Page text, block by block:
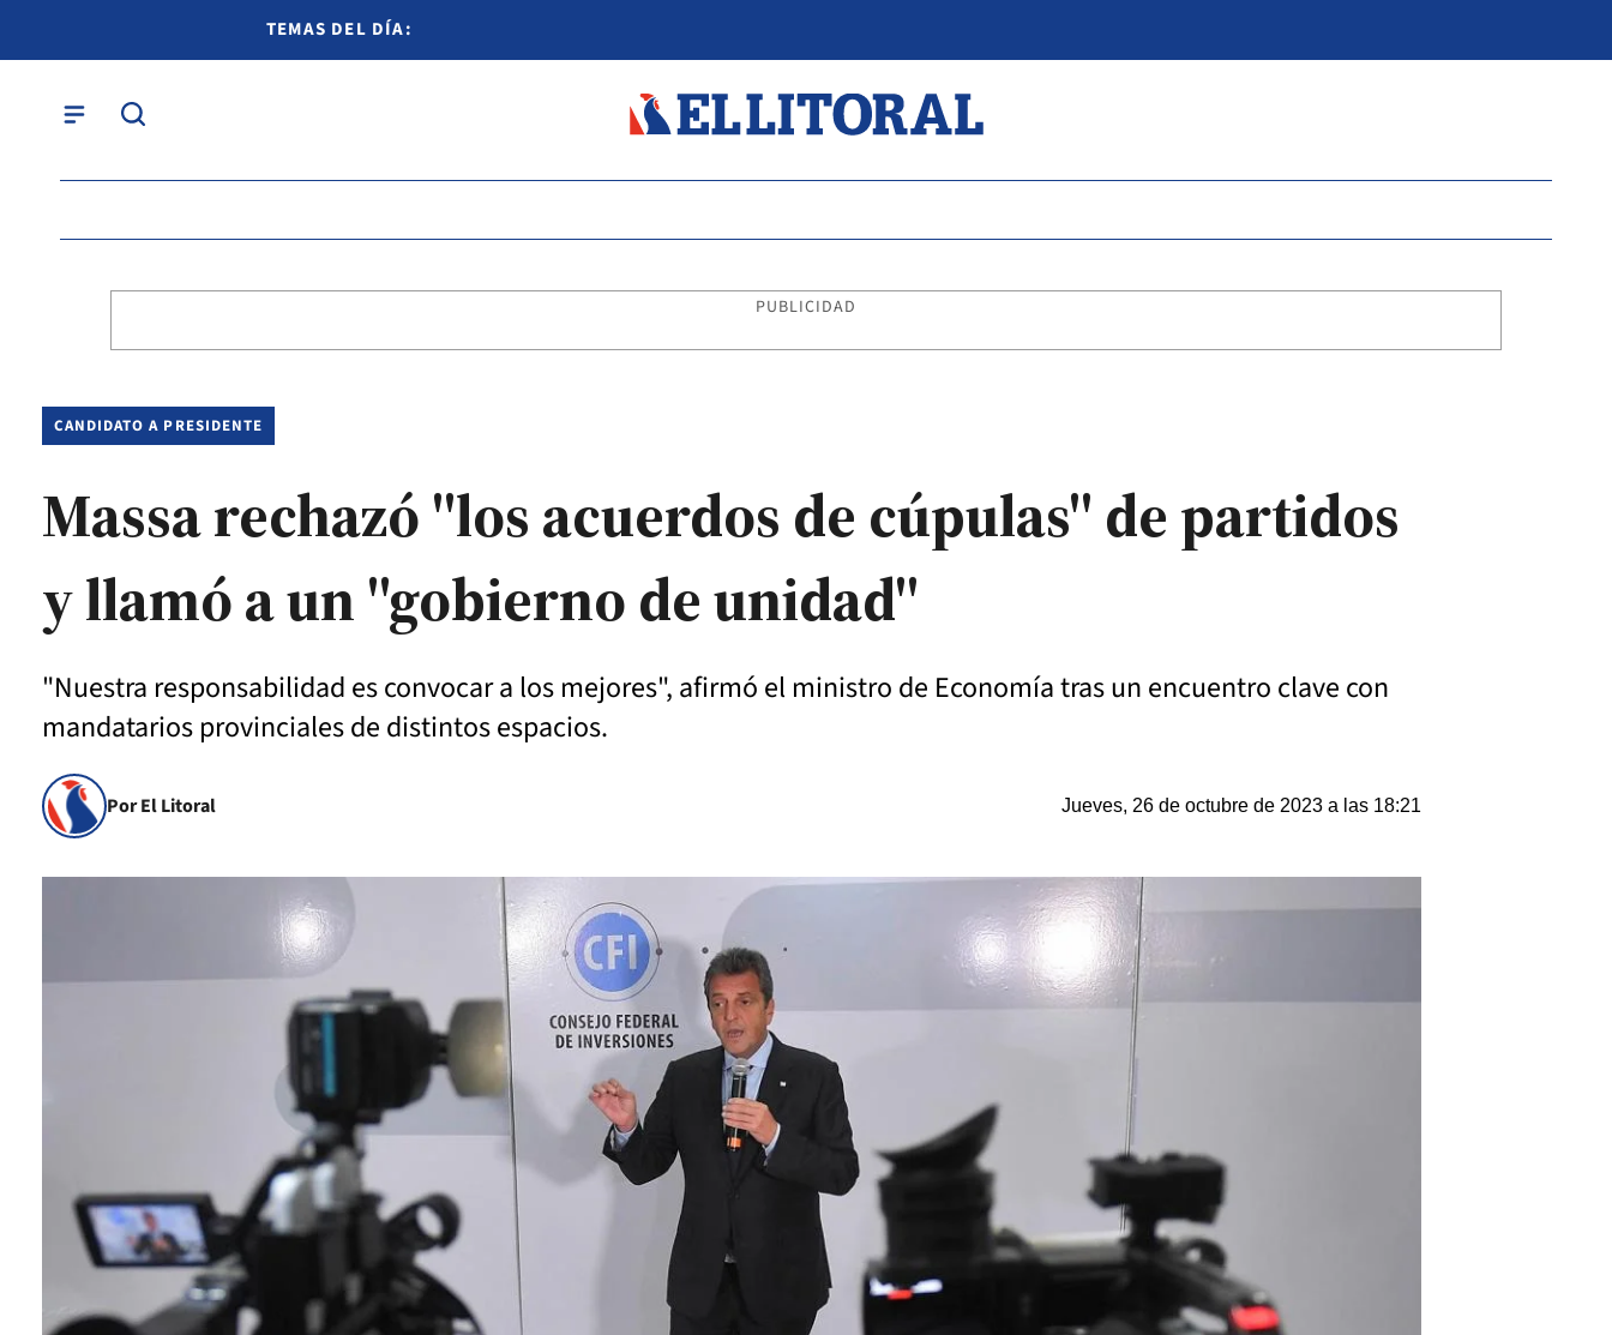
TEMAS DEL DÍA:
PUBLICIDAD
CANDIDATO A PRESIDENTE
Massa rechazó "los acuerdos de cúpulas" de partidos
y llamó a un "gobierno de unidad"
"Nuestra responsabilidad es convocar a los mejores", afirmó el ministro de Economía tras un encuentro clave con
mandatarios provinciales de distintos espacios.
Por El Litoral Jueves, 26 de octubre de 2023 a las 18:21